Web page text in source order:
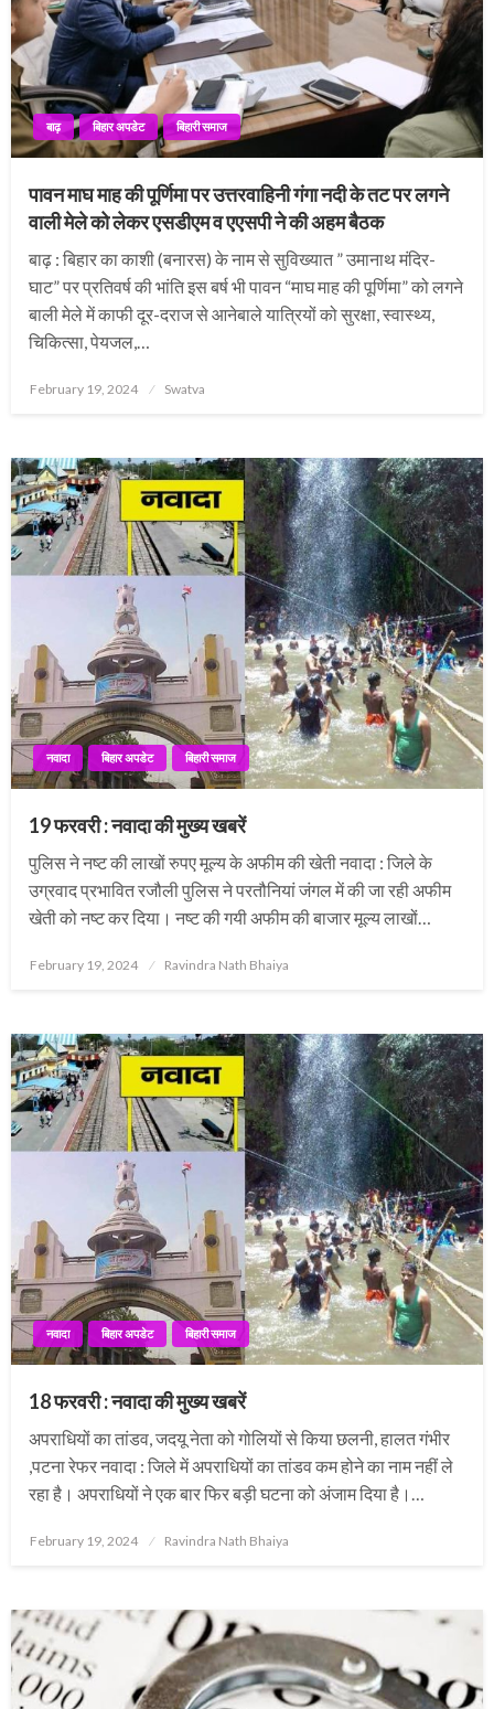
बाढ़ बिहार अपडेट बिहारी समाज
पावन माघ माह की पूर्णिमा पर उत्तरवाहिनी गंगा नदी के तट पर लगने
वाली मेले को लेकर एसडीएम व एएसपी ने की अहम बैठक
बाढ़ : बिहार का काशी (बनारस) के नाम से सुविख्यात ” उमानाथ मंदिर-
घाट” पर प्रतिवर्ष की भांति इस बर्ष भी पावन “माघ माह की पूर्णिमा” को लगने
बाली मेले में काफी दूर-दराज से आनेबाले यात्रियों को सुरक्षा, स्वास्थ्य,
चिकित्सा, पेयजल,…
Posted
February 19, 2024 Swatva
नवादा बिहार अपडेट बिहारी समाज
19 फरवरी : नवादा की मुख्य खबरें
पुलिस ने नष्ट की लाखों रुपए मूल्य के अफीम की खेती नवादा : जिले के
उग्रवाद प्रभावित रजौली पुलिस ने परतौनियां जंगल में की जा रही अफीम
खेती को नष्ट कर दिया। नष्ट की गयी अफीम की बाजार मूल्य लाखों…
Posted
February 19, 2024 Ravindra Nath Bhaiya
नवादा बिहार अपडेट बिहारी समाज
18 फरवरी : नवादा की मुख्य खबरें
अपराधियों का तांडव, जदयू नेता को गोलियों से किया छलनी, हालत गंभीर
,पटना रेफर नवादा : जिले में अपराधियों का तांडव कम होने का नाम नहीं ले
रहा है। अपराधियों ने एक बार फिर बड़ी घटना को अंजाम दिया है।…
Posted
February 19, 2024 Ravindra Nath Bhaiya